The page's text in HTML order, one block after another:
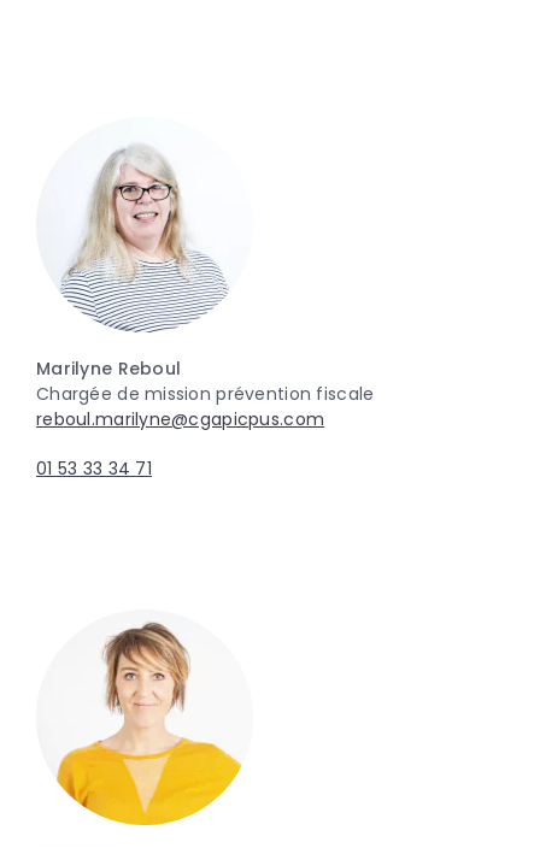
Marilyne Reboul
Chargée de mission prévention fiscale
reboul.marilyne@cgapicpus.com
01 53 33 34 71